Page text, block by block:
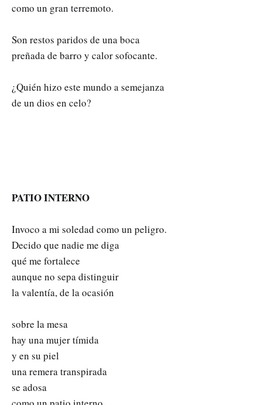
como un gran terremoto.
Son restos paridos de una boca
preñada de barro y calor sofocante.
¿Quién hizo este mundo a semejanza
de un dios en celo?
PATIO INTERNO
Invoco a mi soledad como un peligro.
Decido que nadie me diga
qué me fortalece
aunque no sepa distinguir
la valentía, de la ocasión
sobre la mesa
hay una mujer tímida
y en su piel
una remera transpirada
se adosa